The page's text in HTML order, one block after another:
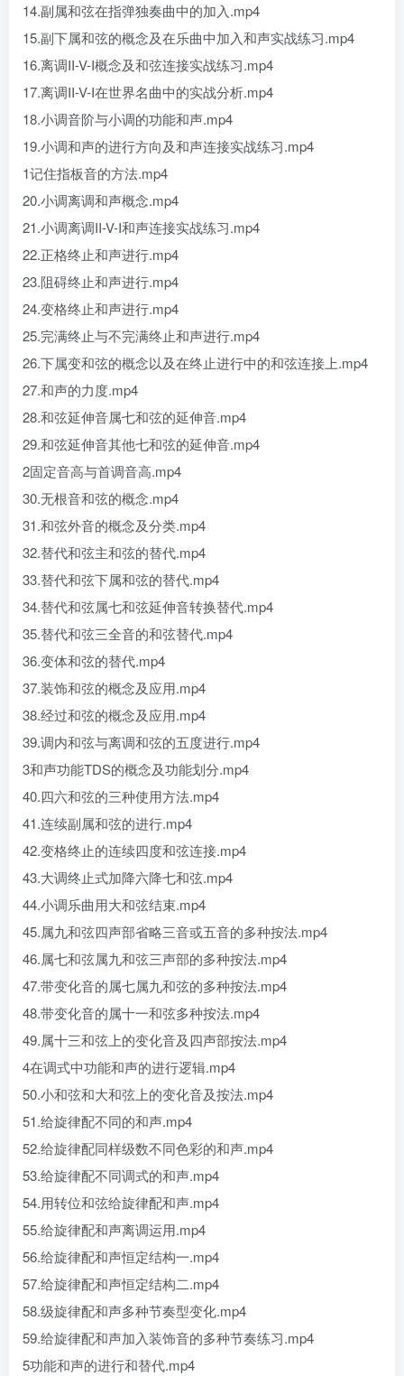
14.副属和弦在指弹独奏曲中的加入.mp4
15.副下属和弦的概念及在乐曲中加入和声实战练习.mp4
16.离调II-V-I概念及和弦连接实战练习.mp4
17.离调II-V-I在世界名曲中的实战分析.mp4
18.小调音阶与小调的功能和声.mp4
19.小调和声的进行方向及和声连接实战练习.mp4
1记住指板音的方法.mp4
20.小调离调和声概念.mp4
21.小调离调II-V-I和声连接实战练习.mp4
22.正格终止和声进行.mp4
23.阻碍终止和声进行.mp4
24.变格终止和声进行.mp4
25.完满终止与不完满终止和声进行.mp4
26.下属变和弦的概念以及在终止进行中的和弦连接上.mp4
27.和声的力度.mp4
28.和弦延伸音属七和弦的延伸音.mp4
29.和弦延伸音其他七和弦的延伸音.mp4
2固定音高与首调音高.mp4
30.无根音和弦的概念.mp4
31.和弦外音的概念及分类.mp4
32.替代和弦主和弦的替代.mp4
33.替代和弦下属和弦的替代.mp4
34.替代和弦属七和弦延伸音转换替代.mp4
35.替代和弦三全音的和弦替代.mp4
36.变体和弦的替代.mp4
37.装饰和弦的概念及应用.mp4
38.经过和弦的概念及应用.mp4
39.调内和弦与离调和弦的五度进行.mp4
3和声功能TDS的概念及功能划分.mp4
40.四六和弦的三种使用方法.mp4
41.连续副属和弦的进行.mp4
42.变格终止的连续四度和弦连接.mp4
43.大调终止式加降六降七和弦.mp4
44.小调乐曲用大和弦结束.mp4
45.属九和弦四声部省略三音或五音的多种按法.mp4
46.属七和弦属九和弦三声部的多种按法.mp4
47.带变化音的属七属九和弦的多种按法.mp4
48.带变化音的属十一和弦多种按法.mp4
49.属十三和弦上的变化音及四声部按法.mp4
4在调式中功能和声的进行逻辑.mp4
50.小和弦和大和弦上的变化音及按法.mp4
51.给旋律配不同的和声.mp4
52.给旋律配同样级数不同色彩的和声.mp4
53.给旋律配不同调式的和声.mp4
54.用转位和弦给旋律配和声.mp4
55.给旋律配和声离调运用.mp4
56.给旋律配和声恒定结构一.mp4
57.给旋律配和声恒定结构二.mp4
58.级旋律配和声多种节奏型变化.mp4
59.给旋律配和声加入装饰音的多种节奏练习.mp4
5功能和声的进行和替代.mp4